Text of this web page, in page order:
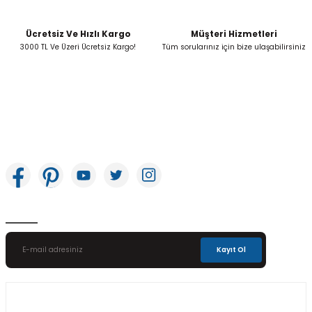
Gönder
Ücretsiz Ve Hızlı Kargo
3000 TL Ve Üzeri Ücretsiz Kargo!
Müşteri Hizmetleri
Tüm sorularınız için bize ulaşabilirsiniz
Kayıt Ol